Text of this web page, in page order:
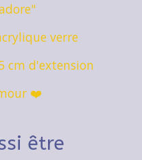
verre
cm d'extension
❤️
être